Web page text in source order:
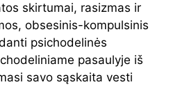
skirtumai, rasizmas ir
obsesinis-kompulsinis
psichodelinės
pasaulyje iš
savo sąskaita vesti